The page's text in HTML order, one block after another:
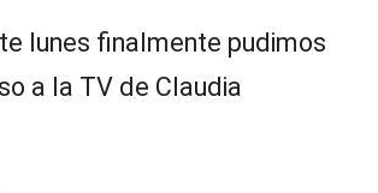
lunes finalmente pudimos
a la TV de Claudia